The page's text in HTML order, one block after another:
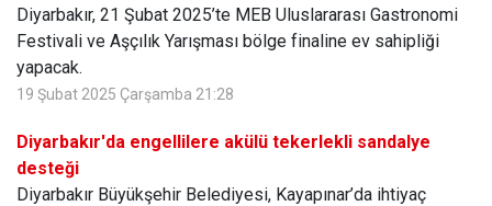
Diyarbakır, 21 Şubat 2025’te MEB Uluslararası Gastronomi
Festivali ve Aşçılık Yarışması bölge finaline ev sahipliği
yapacak.
19 Şubat 2025 Çarşamba 21:28
Diyarbakır'da engellilere akülü tekerlekli sandalye
desteği
Diyarbakır Büyükşehir Belediyesi, Kayapınar’da ihtiyaç